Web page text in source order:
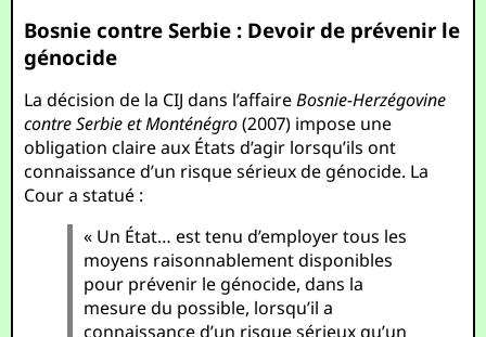
Bosnie contre Serbie : Devoir de prévenir le
génocide
La décision de la CIJ dans l’affaireBosnie-Herzégovine
contre Serbie et Monténégro(2007) impose une
obligation claire aux États d’agir lorsqu’ils ont
connaissance d’un risque sérieux de génocide. La
Cour a statué :
« Un État… est tenu d’employer tous les
moyens raisonnablement disponibles
pour prévenir le génocide, dans la
mesure du possible, lorsqu’il a
connaissance d’un risque sérieux qu’un